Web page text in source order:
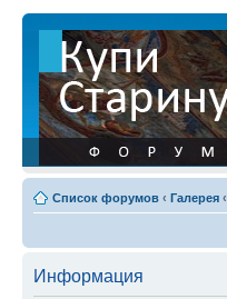
Список форумов ‹ Галерея ‹
Информация